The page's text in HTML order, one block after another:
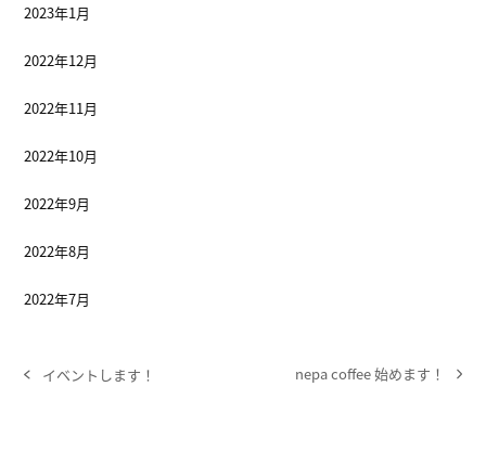
2023年1月
2022年12月
2022年11月
2022年10月
2022年9月
2022年8月
2022年7月
previous
イベントします！
next
nepa coffee 始めます！